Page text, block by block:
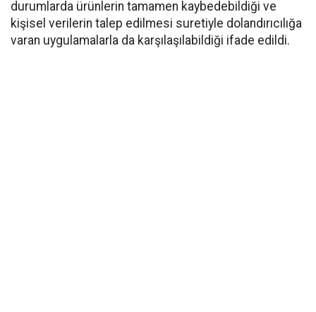
durumlarda ürünlerin tamamen kaybedebildiği ve
kişisel verilerin talep edilmesi suretiyle dolandırıcılığa
varan uygulamalarla da karşılaşılabildiği ifade edildi.